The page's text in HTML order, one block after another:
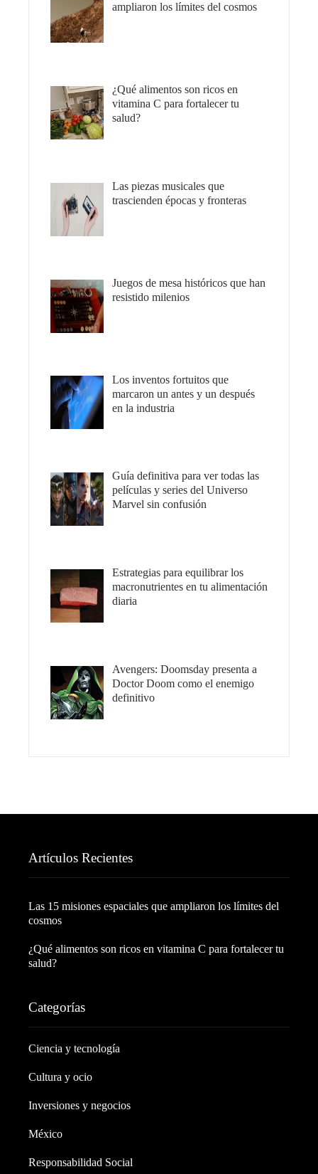
ampliaron los límites del cosmos
¿Qué alimentos son ricos en
vitamina C para fortalecer tu
salud?
Las piezas musicales que
trascienden épocas y fronteras
Juegos de mesa históricos que han
resistido milenios
Los inventos fortuitos que
marcaron un antes y un después
en la industria
Guía definitiva para ver todas las
películas y series del Universo
Marvel sin confusión
Estrategias para equilibrar los
macronutrientes en tu alimentación
diaria
Avengers: Doomsday presenta a
Doctor Doom como el enemigo
definitivo
Artículos Recientes
Las 15 misiones espaciales que ampliaron los límites del
cosmos
¿Qué alimentos son ricos en vitamina C para fortalecer tu
salud?
Categorías
Ciencia y tecnología
Cultura y ocio
Inversiones y negocios
México
Responsabilidad Social